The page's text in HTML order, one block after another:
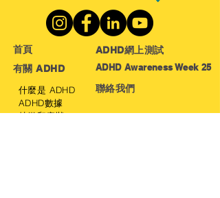
首​頁
有關 ADHD
什麼是 ADHD
ADHD數據
特徵和症狀
ADHD網上測試
ADHD Awareness Week 25
聯絡我們